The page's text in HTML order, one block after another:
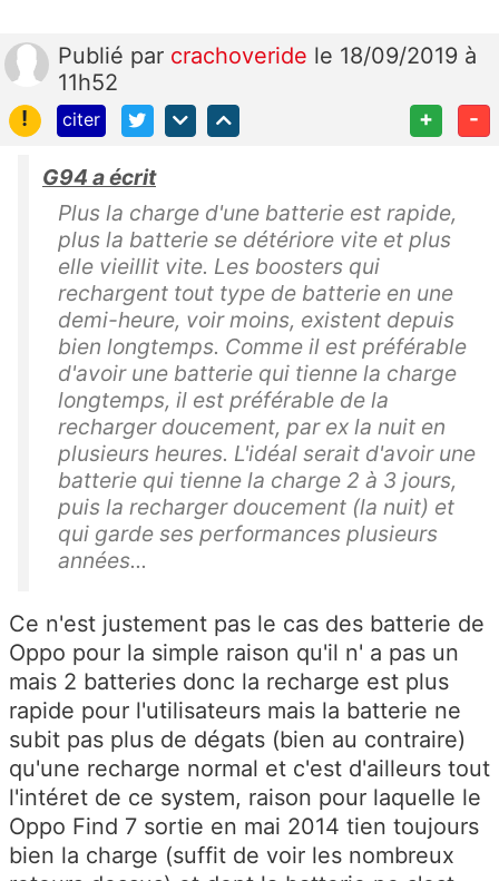
Publié par crachoveride le 18/09/2019 à
11h52
!
citer + -
G94 a écrit
Plus la charge d'une batterie est rapide,
plus la batterie se détériore vite et plus
elle vieillit vite. Les boosters qui
rechargent tout type de batterie en une
demi-heure, voir moins, existent depuis
bien longtemps. Comme il est préférable
d'avoir une batterie qui tienne la charge
longtemps, il est préférable de la
recharger doucement, par ex la nuit en
plusieurs heures. L'idéal serait d'avoir une
batterie qui tienne la charge 2 à 3 jours,
puis la recharger doucement (la nuit) et
qui garde ses performances plusieurs
années...
Ce n'est justement pas le cas des batterie de
Oppo pour la simple raison qu'il n' a pas un
mais 2 batteries donc la recharge est plus
rapide pour l'utilisateurs mais la batterie ne
subit pas plus de dégats (bien au contraire)
qu'une recharge normal et c'est d'ailleurs tout
l'intéret de ce system, raison pour laquelle le
Oppo Find 7 sortie en mai 2014 tien toujours
bien la charge (suffit de voir les nombreux